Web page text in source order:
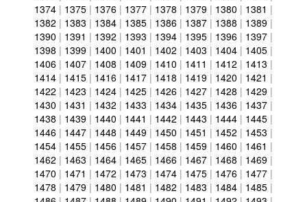
1374 | 1375 | 1376 | 1377 | 1378 | 1379 | 1380 | 1381 |
1382 | 1383 | 1384 | 1385 | 1386 | 1387 | 1388 | 1389 |
1390 | 1391 | 1392 | 1393 | 1394 | 1395 | 1396 | 1397 |
1398 | 1399 | 1400 | 1401 | 1402 | 1403 | 1404 | 1405 |
1406 | 1407 | 1408 | 1409 | 1410 | 1411 | 1412 | 1413 |
1414 | 1415 | 1416 | 1417 | 1418 | 1419 | 1420 | 1421 |
1422 | 1423 | 1424 | 1425 | 1426 | 1427 | 1428 | 1429 |
1430 | 1431 | 1432 | 1433 | 1434 | 1435 | 1436 | 1437 |
1438 | 1439 | 1440 | 1441 | 1442 | 1443 | 1444 | 1445 |
1446 | 1447 | 1448 | 1449 | 1450 | 1451 | 1452 | 1453 |
1454 | 1455 | 1456 | 1457 | 1458 | 1459 | 1460 | 1461 |
1462 | 1463 | 1464 | 1465 | 1466 | 1467 | 1468 | 1469 |
1470 | 1471 | 1472 | 1473 | 1474 | 1475 | 1476 | 1477 |
1478 | 1479 | 1480 | 1481 | 1482 | 1483 | 1484 | 1485 |